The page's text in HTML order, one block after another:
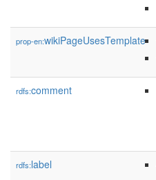
prop-en:wikiPageUsesTemplate
rdfs:comment
rdfs:label